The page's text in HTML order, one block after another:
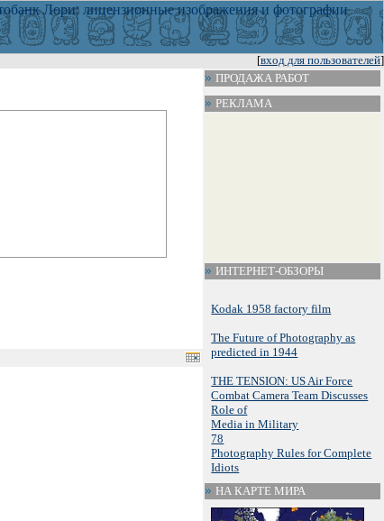
[вход для пользователей]
ПРОДАЖА РАБОТ
РЕКЛАМА
ИНТЕРНЕТ-ОБЗОРЫ
Kodak 1958 factory film
The Future of Photography as
predicted in 1944
THE TENSION: US Air Force
Combat Camera Team Discusses
Role of
Media in Military
78
Photography Rules for Complete
Idiots
НА КАРТЕ МИРА